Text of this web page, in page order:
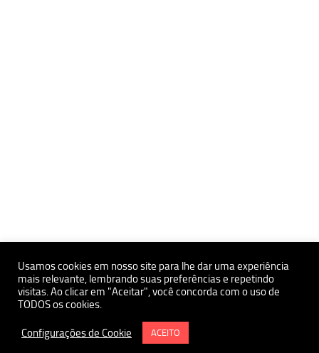
Políticas de Privacidade e Proteçãoa de Dados Pessoais
Termo e Condições de Uso do Site
Instituto de Estudos Avançados da USP Polo Ribeirão Preto
Usamos cookies em nosso site para lhe dar uma experiência
mais relevante, lembrando suas preferências e repetindo
visitas. Ao clicar em "Aceitar", você concorda com o uso de
TODOS os cookies.
Configurações de Cookie ACEITO